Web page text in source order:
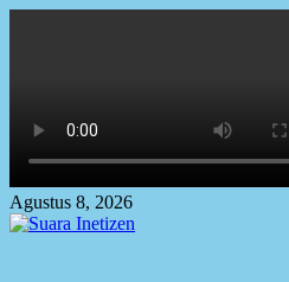
Agustus 8, 2026